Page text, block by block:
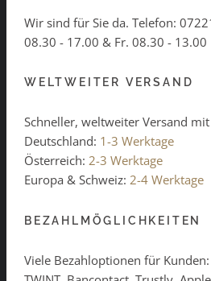
Wir sind für Sie da. Telefon:
08.30 - 17.00 & Fr. 08.30 - 13.00
WELTWEITER VERSAND
Schneller, weltweiter Versand mit
Deutschland: 1-3 Werktage
Österreich: 2-3 Werktage
Europa & Schweiz: 2-4 Werktage
BEZAHLMÖGLICHKEITEN
Viele Bezahloptionen für